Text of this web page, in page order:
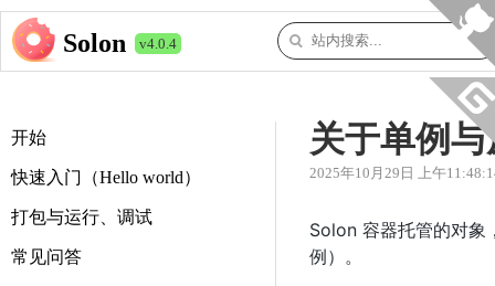
Solon v4.0.4
开始
快速入门（Hello world）
打包与运行、调试
常见问答
关于单例
2025年10月29日 上午
Solon 容器托管的对象
例）。